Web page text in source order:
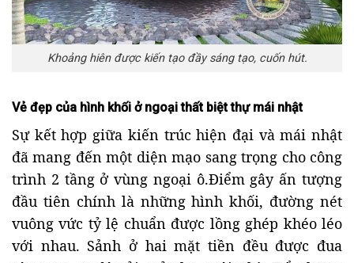
Khoảng hiên được kiến tạo đầy sáng tạo, cuốn hút.
Vẻ đẹp của hình khối ở ngoại thất biệt thự mái nhật
Sự kết hợp giữa kiến trúc hiện đại và mái nhật
đã mang đến một diện mạo sang trọng cho công
trình 2 tầng ở vùng ngoại ô.Điểm gây ấn tượng
đầu tiên chính là những hình khối, đường nét
vuông vức tỷ lệ chuẩn được lồng ghép khéo léo
với nhau. Sảnh ở hai mặt tiền đều được đua